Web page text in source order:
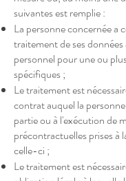
suivantes est remplie :
La personne concernée a
traitement de ses
personnel pour une ou
spécifiques ;
Le traitement est
contrat auquel la
partie ou à l'exécution de
précontractuelles prises à
celle-ci ;
Le traitement est